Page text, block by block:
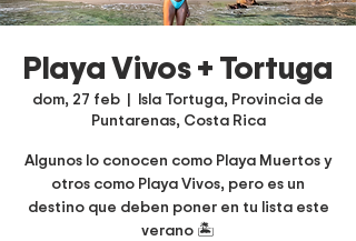
Playa Vivos + Tortuga
dom, 27 feb
  |
Isla Tortuga, Provincia de
Puntarenas, Costa Rica
Algunos lo conocen como Playa Muertos y
otros como Playa Vivos, pero es un
destino que deben poner en tu lista este
verano 🏝